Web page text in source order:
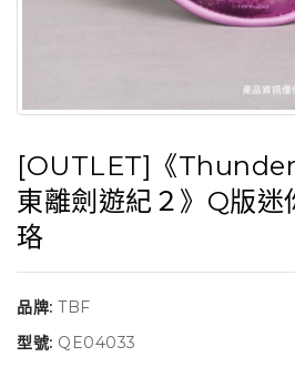
[OUTLET]《
東離劍遊紀２》Q版迷
珞
品牌: TBF
型號: QE04033